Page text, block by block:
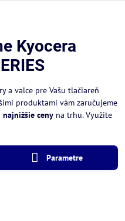
Kyocera
a valce pre Vašu tlačiareň
produktami vám zaručujeme
najnižšie ceny na trhu. Využite
Parametre